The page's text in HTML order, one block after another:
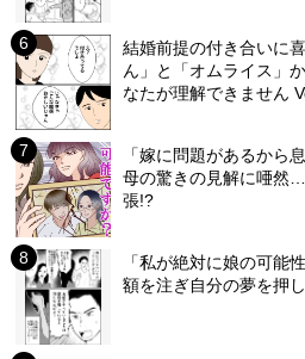
結婚前提の付き合いに
ん」と「オムライス」
なたが理解できません
「嫁に問題があるから
母の驚きの見解に唖然
張!?
「私が絶対に娘の可能
額を注ぎ自分の夢を押